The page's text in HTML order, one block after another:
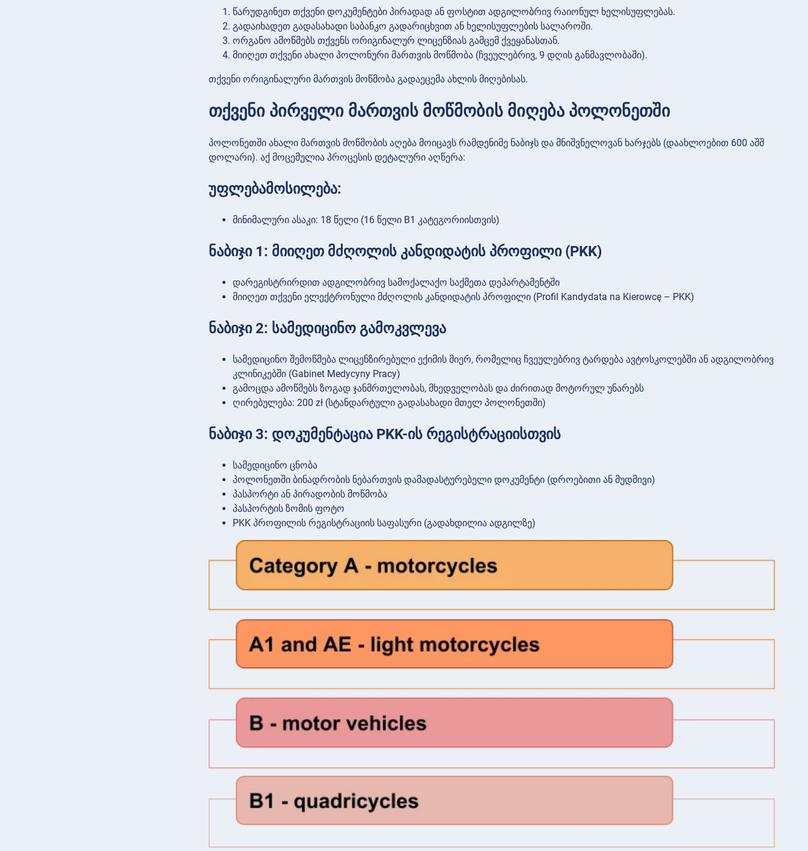
წარუდგინეთ თქვენი დოკუმენტები პირადად ან ფოსტით ადგილობრივ რაიონულ ხელისუფლებას.
გადაიხადეთ გადასახადი საბანკო გადარიცხვით ან ხელისუფლების სალაროში.
ორგანო ამოწმებს თქვენს ორიგინალურ ლიცენზიას გამცემ ქვეყანასთან.
მიიღეთ თქვენი ახალი პოლონური მართვის მოწმობა (ჩვეულებრივ, 9 დღის განმავლობაში).
თქვენი ორიგინალური მართვის მოწმობა გადაეცემა ახლის მიღებისას.
თქვენი პირველი მართვის მოწმობის მიღება პოლონეთში
პოლონეთში ახალი მართვის მოწმობის აღება მოიცავს რამდენიმე ნაბიჯს და მნიშვნელოვან ხარჯებს (დაახლოებით 600 აშშ
დოლარი). აქ მოცემულია პროცესის დეტალური აღწერა:
უფლებამოსილება:
მინიმალური ასაკი: 18 წელი (16 წელი B1 კატეგორიისთვის)
ნაბიჯი 1: მიიღეთ მძღოლის კანდიდატის პროფილი (PKK)
დარეგისტრირდით ადგილობრივ სამოქალაქო საქმეთა დეპარტამენტში
მიიღეთ თქვენი ელექტრონული მძღოლის კანდიდატის პროფილი (Profil Kandydata na Kierowcę – PKK)
ნაბიჯი 2: სამედიცინო გამოკვლევა
სამედიცინო შემოწმება ლიცენზირებული ექიმის მიერ, რომელიც ჩვეულებრივ ტარდება ავტოსკოლებში ან ადგილობრივ
კლინიკებში (Gabinet Medycyny Pracy)
გამოცდა ამოწმებს ზოგად ჯანმრთელობას, მხედველობას და ძირითად მოტორულ უნარებს
ღირებულება: 200 zł (სტანდარტული გადასახადი მთელ პოლონეთში)
ნაბიჯი 3: დოკუმენტაცია PKK-ის რეგისტრაციისთვის
სამედიცინო ცნობა
პოლონეთში ბინადრობის ნებართვის დამადასტურებელი დოკუმენტი (დროებითი ან მუდმივი)
პასპორტი ან პირადობის მოწმობა
პასპორტის ზომის ფოტო
PKK პროფილის რეგისტრაციის საფასური (გადახდილია ადგილზე)